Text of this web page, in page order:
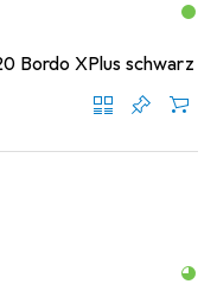
Bordo XPlus schwarz